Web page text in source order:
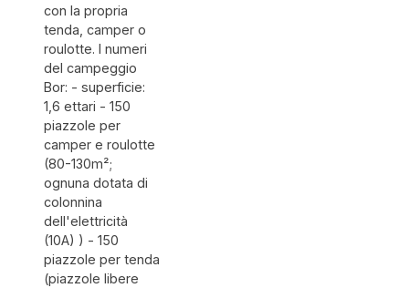
con la propria
tenda, camper o
roulotte. I numeri
del campeggio
Bor: - superficie:
1,6 ettari - 150
piazzole per
camper e roulotte
(80-130m²;
ognuna dotata di
colonnina
dell'elettricità
(10A) ) - 150
piazzole per tenda
(piazzole libere